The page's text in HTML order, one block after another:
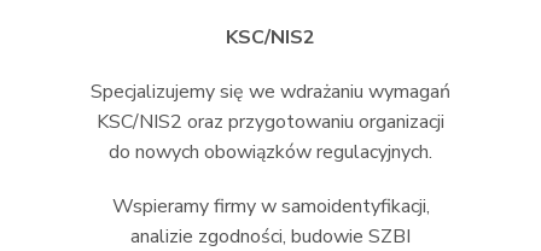
KSC/NIS2
Specjalizujemy się we wdrażaniu wymagań
KSC/NIS2 oraz przygotowaniu organizacji
do nowych obowiązków regulacyjnych.
Wspieramy firmy w samoidentyfikacji,
analizie zgodności, budowie SZBI